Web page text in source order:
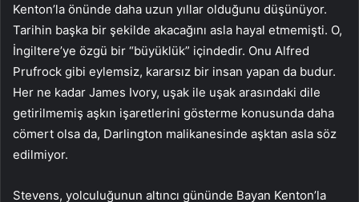
Kenton’la önünde daha uzun yıllar olduğunu düşünüyor.
Tarihin başka bir şekilde akacağını asla hayal etmemişti. O,
İngiltere’ye özgü bir “büyüklük” içindedir. Onu Alfred
Prufrock gibi eylemsiz, kararsız bir insan yapan da budur.
Her ne kadar James Ivory, uşak ile uşak arasındaki dile
getirilmemiş aşkın işaretlerini gösterme konusunda daha
cömert olsa da, Darlington malikanesinde aşktan asla söz
edilmiyor.
Stevens, yolculuğunun altıncı gününde Bayan Kenton’la